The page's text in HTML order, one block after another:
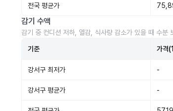
전국 평균가
감기 수액
감기 중 컨디션 저하, 열감, 식사량 감소가 있을 때 수분
기준 가격
강서구 최저가 -
강서구 평균가 -